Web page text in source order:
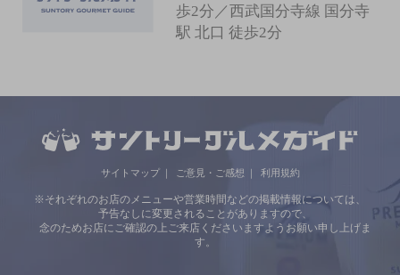
歩2分／西武国分寺線 国分寺
駅 北口 徒歩2分
サイトマップ ご意見・ご感想 利用規約
※それぞれのお店のメニューや営業時間などの掲載情報については、
予告なしに変更されることがありますので、
念のためお店にご確認の上ご来店くださいますようお願い申し上げま
す。